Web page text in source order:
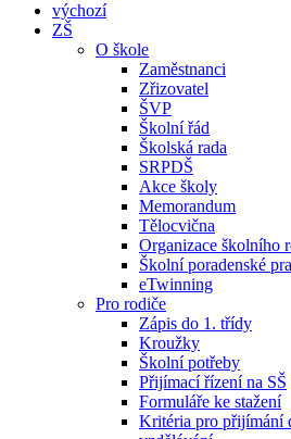
výchozí
ZŠ
O škole
Zaměstnanci
Zřizovatel
ŠVP
Školní řád
Školská rada
SRPDŠ
Akce školy
Memorandum
Tělocvična
Organizace školního
Školní poradenské
eTwinning
Pro rodiče
Zápis do 1. třídy
Kroužky
Školní potřeby
Přijímací řízení na SŠ
Formuláře ke stažení
Kritéria pro přijímání